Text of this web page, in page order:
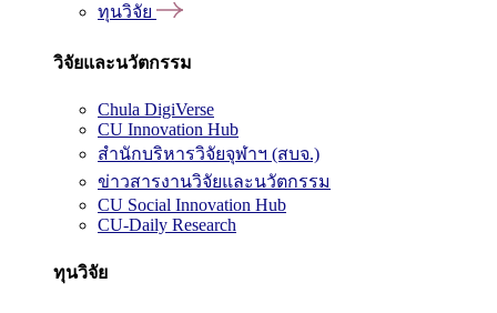
ทุนวิจัย
วิจัยและนวัตกรรม
Chula DigiVerse
CU Innovation Hub
สำนักบริหารวิจัยจุฬาฯ (สบจ.)
ข่าวสารงานวิจัยและนวัตกรรม
CU Social Innovation Hub
CU-Daily Research
ทุนวิจัย